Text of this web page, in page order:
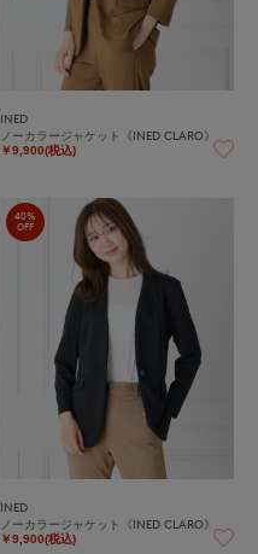
INED
ノーカラージャケット《INED CLARO》
￥9,900(税込)
40%
OFF
INED
ノーカラージャケット《INED CLARO》
￥9,900(税込)